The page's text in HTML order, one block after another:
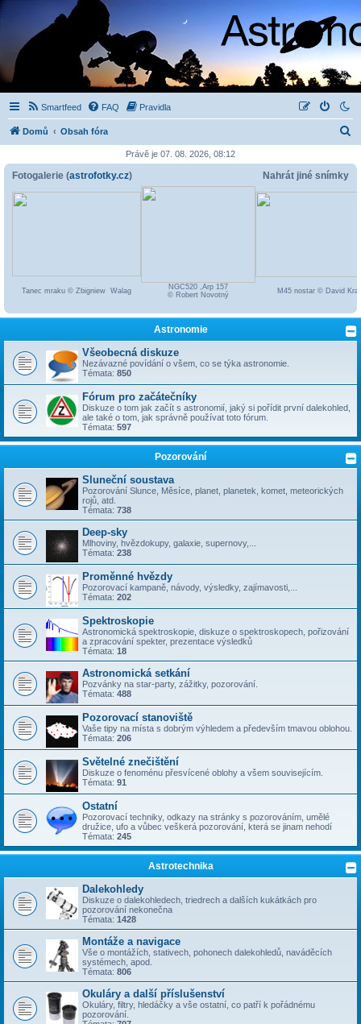
Smartfeed FAQ Pravidla
Domů Obsah fóra
e
Právě je 07. 08. 2026, 08:12
Fotogalerie (astrofotky.cz) Nahrát jiné snímky
Tanec mraku © Zbigniew Walag
NGC520 ,Arp 157
© Robert Novotný
M45 nostar © David
Astronomie
Všeobecná diskuze
Nezávazné povídání o všem, co se týka astronomie.
Témata: 850
Fórum pro začátečníky
Diskuze o tom jak začít s astronomií, jaký si pořídit první dalekohled,
ale také o tom, jak správně používat toto fórum.
Témata: 597
Pozorování
Sluneční soustava
Pozorování Slunce, Měsíce, planet, planetek, komet, meteorických
rojů, atd.
Témata: 738
Deep-sky
Mlhoviny, hvězdokupy, galaxie, supernovy,...
Témata: 238
Proměnné hvězdy
Pozorovací kampaně, návody, výsledky, zajímavosti,...
Témata: 202
Spektroskopie
Astronomická spektroskopie, diskuze o spektroskopech, pořizování
a zpracování spekter, prezentace výsledků
Témata: 18
Astronomická setkání
Pozvánky na star-party, zážitky, pozorování.
Témata: 488
Pozorovací stanoviště
Vaše tipy na místa s dobrým výhledem a především tmavou oblohou.
Témata: 206
Světelné znečištění
Diskuze o fenoménu přesvícené oblohy a všem souvisejícím.
Témata: 91
Ostatní
Pozorovací techniky, odkazy na stránky s pozorováním, umělé
družice, ufo a vůbec veškerá pozorování, která se jinam nehodí
Témata: 245
Astrotechnika
Dalekohledy
Diskuze o dalekohledech, triedrech a dalších kukátkách pro
pozorování nekonečna
Témata: 1428
Montáže a navigace
Vše o montážích, stativech, pohonech dalekohledů, naváděcích
systémech, apod.
Témata: 806
Okuláry a další příslušenství
Okuláry, filtry, hledáčky a vše ostatní, co patří k pořádnému
pozorování.